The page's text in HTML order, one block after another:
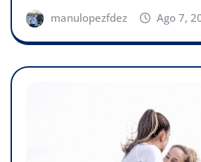
manulopezfdez Ago 7,